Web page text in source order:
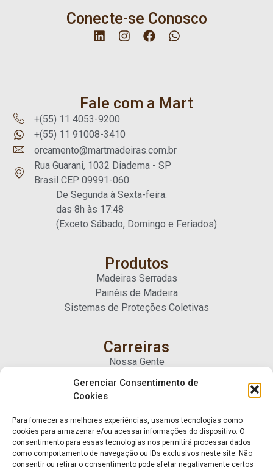
Gerenciar Consentimento de
Cookies
Para fornecer as melhores experiências, usamos tecnologias como
cookies para armazenar e/ou acessar informações do dispositivo. O
consentimento para essas tecnologias nos permitirá processar dados
como comportamento de navegação ou IDs exclusivos neste site. Não
consentir ou retirar o consentimento pode afetar negativamente certos
Conecte-se Conosco
Fale com a Mart
+(55) 11 4053-9200
+(55) 11 91008-3410
orcamento@martmadeiras.com.br
Rua Guarani, 1032 Diadema - SP
Brasil CEP 09991-060
De Segunda à Sexta-feira:
das 8h às 17:48
(Exceto Sábado, Domingo e Feriados)
Produtos
Madeiras Serradas
Painéis de Madeira
Sistemas de Proteções Coletivas
Carreiras
Nossa Gente
Fale Conosco
Trabalhe Conosco